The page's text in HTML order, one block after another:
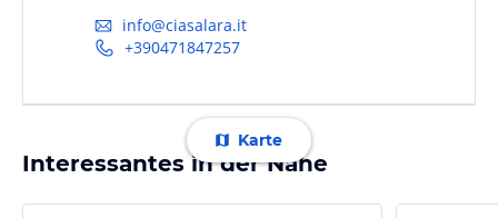
info@ciasalara.it
+390471847257
Karte
Interessantes in der Nähe